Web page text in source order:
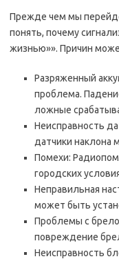
Прежде чем мы
понять, почему
жизнью»». Причин
Разряженный
проблема.
ложные
Неисправность
датчики наклона
Помехи:
городских
Неправильная
может быть
Проблемы с
повреждение
Неисправность